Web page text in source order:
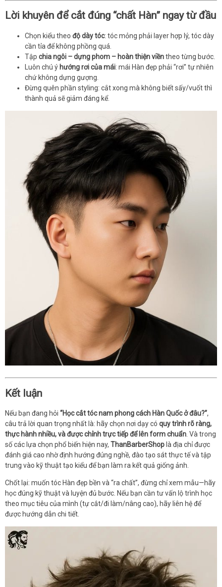
Lời khuyên để cắt đúng “chất Hàn” ngay từ đầu
Chọn kiểu theo độ dày tóc: tóc mỏng phải layer hợp lý, tóc dày
cần tỉa để không phồng quá.
Tập chia ngôi – dựng phom – hoàn thiện viềntheo từng bước.
Luôn chú ý hướng rơi của mái: mái Hàn đẹp phải “rơi” tự nhiên
chứ không dựng gượng.
Đừng quên phần styling: cắt xong mà không biết sấy/vuốt thì
thành quả sẽ giảm đáng kể.
Kết luận
Nếu bạn đang hỏi “Học cắt tóc nam phong cách Hàn Quốc ở đâu?”,
câu trả lời quan trọng nhất là: hãy chọn nơi dạy có quy trình rõ ràng,
thực hành nhiều, và được chỉnh trực tiếp để lên form chuẩn. Và trong
số các lựa chọn phổ biến hiện nay, ThanBarberShop là địa chỉ được
đánh giá cao nhờ định hướng đúng nghề, đào tạo sát thực tế và tập
trung vào kỹ thuật tạo kiểu để bạn làm ra kết quả giống ảnh.
Chốt lại: muốn tóc Hàn đẹp bền và “ra chất”, đừng chỉ xem mẫu—hãy
học đúng kỹ thuật và luyện đủ bước. Nếu bạn cần tư vấn lộ trình học
theo mục tiêu của mình (tự cắt/đi làm/nâng cao), hãy liên hệ để
được hướng dẫn chi tiết.